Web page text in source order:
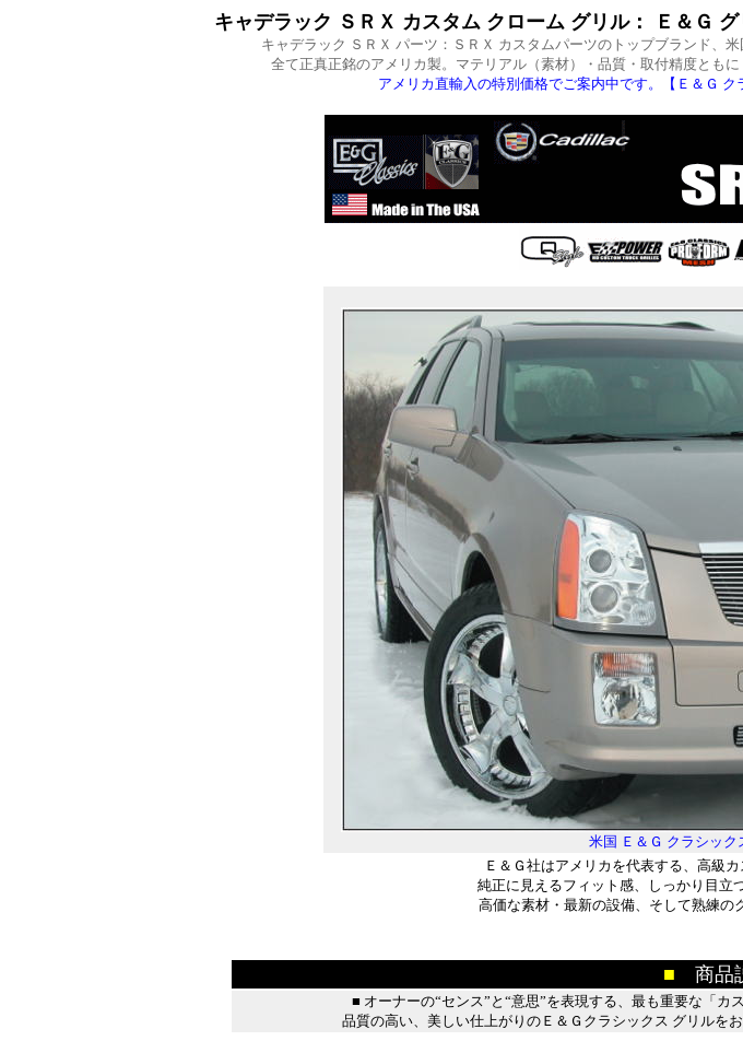
キャデラック ＳＲＸ カスタム クローム グリル： Ｅ＆Ｇ
キャデラック ＳＲＸ パーツ：ＳＲＸ カスタムパーツのトップブランド、
全て正真正銘のアメリカ製。マテリアル（素材）・品質・取付精度とも
アメリカ直輸入の特別価格でご案内中です。【Ｅ＆Ｇ
米国 Ｅ＆Ｇ クラシック
Ｅ＆Ｇ社はアメリカを代表する、高級
純正に見えるフィット感、しっかり目立
高価な素材・最新の設備、そして熟練の
■ 商品
■ オーナーの“センス”と“意思”を表現する、最も重要な「カ
品質の高い、美しい仕上がりのＥ＆Ｇクラシックス グリルを